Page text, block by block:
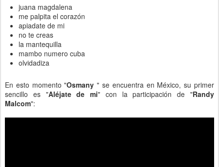
juana magdalena
me palpita el corazón
apiadate de mi
no te creas
la mantequilla
mambo numero cuba
olvidadiza
En esto momento "Osmany" se encuentra en México, su primer
sencillo es "Aléjate de mi" con la participación de "Randy
Malcom":